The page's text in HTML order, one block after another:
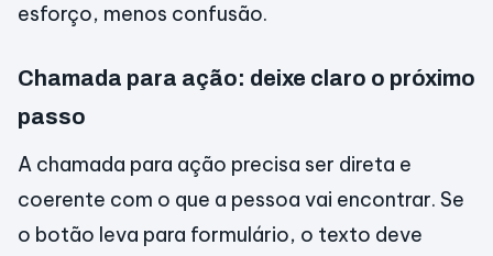
esforço, menos confusão.
Chamada para ação: deixe claro o próximo
passo
A chamada para ação precisa ser direta e
coerente com o que a pessoa vai encontrar. Se
o botão leva para formulário, o texto deve